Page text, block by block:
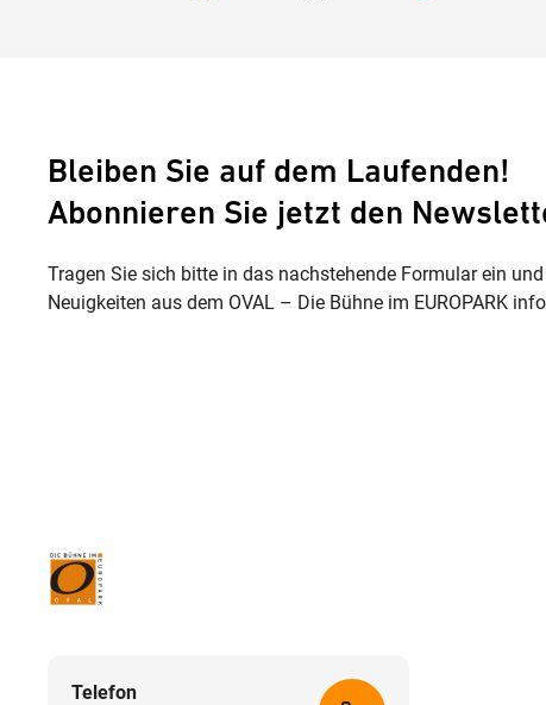
Bleiben Sie auf dem Laufenden!
Abonnieren Sie jetzt den
Tragen Sie sich bitte in das nachstehende Formular ein
Neuigkeiten aus dem OVAL – Die Bühne im EUROPARK
Telefon